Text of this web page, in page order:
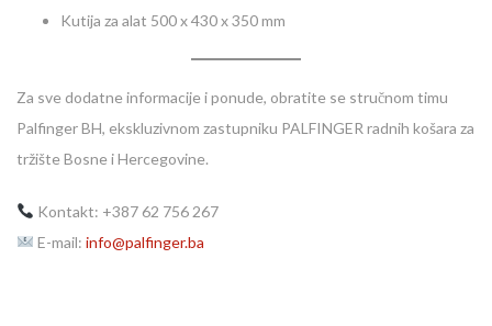
Kutija za alat 500 x 430 x 350 mm
Za sve dodatne informacije i ponude, obratite se stručnom timu
Palfinger BH, ekskluzivnom zastupniku PALFINGER radnih košara za
tržište Bosne i Hercegovine.
Kontakt: +387 62 756 267
E-mail: info@palfinger.ba